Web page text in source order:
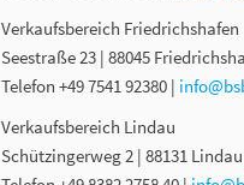
Verkaufsbereich Friedrichshafen
Seestraße 23 | 88045
Telefon +49 7541 92380 |
Verkaufsbereich Lindau
Schützingerweg 2 | 88131